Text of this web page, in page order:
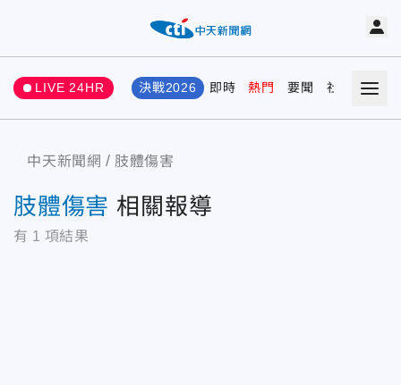
LIVE 24HR 決戰2026 即時 熱門 要聞 社會 娛樂
中天新聞網 肢體傷害
肢體傷害 相關報導
有 1 項結果